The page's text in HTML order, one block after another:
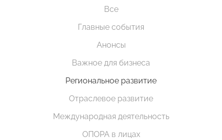
Все
Главные события
Анонсы
Важное для бизнеса
Региональное развитие
Отраслевое развитие
Международная деятельность
ОПОРА в лицах